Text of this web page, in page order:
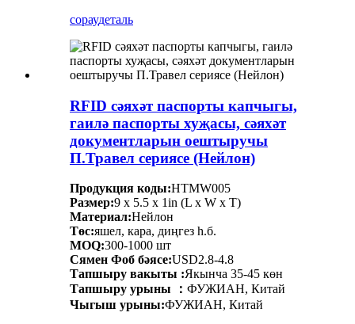
сораудеталь
RFID сәяхәт паспорты капчыгы,
гаилә паспорты хуҗасы, сәяхәт
документларын оештыручы
П.Травел сериясе (Нейлон)
Продукция коды:HTMW005
Размер:9 x 5.5 x 1in (L x W x T)
Материал:Нейлон
Төс:яшел, кара, диңгез һ.б.
MOQ:300-1000 шт
Сямен Фоб бәясе:USD2.8-4.8
Тапшыру вакыты :Якынча 35-45 көн
Тапшыру урыны ： ФУЖИАН, Китай
Чыгыш урыны:ФУЖИАН, Китай